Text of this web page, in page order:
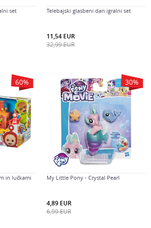
set Telebajski glasbeni dan igralni set
11,54 EUR
32,99EUR
60%
in lučkami
30%
My Little Pony - Crystal Pearl
4,89 EUR
6,99EUR